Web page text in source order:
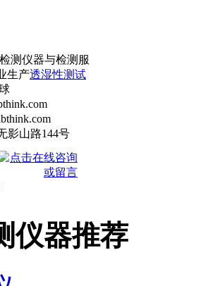
测仪器与检测服
生产透湿性测试
影山路144号
仪器推荐